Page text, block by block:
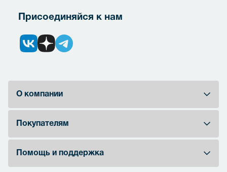
Присоединяйся к нам
О компании
Покупателям
Помощь и поддержка